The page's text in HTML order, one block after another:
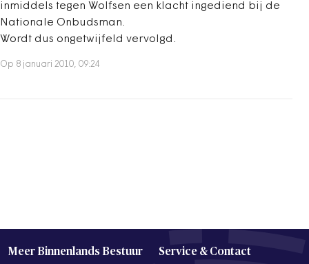
inmiddels tegen Wolfsen een klacht ingediend bij de
Nationale Onbudsman.
Wordt dus ongetwijfeld vervolgd.
Op 8 januari 2010, 09:24
Meer Binnenlands Bestuur Service & Contact